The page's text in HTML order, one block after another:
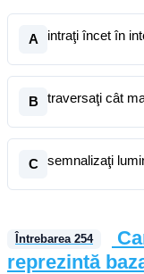
A intraţi încet în
B traversaţi cât
C semnalizaţi
Întrebarea 254
reprezintă